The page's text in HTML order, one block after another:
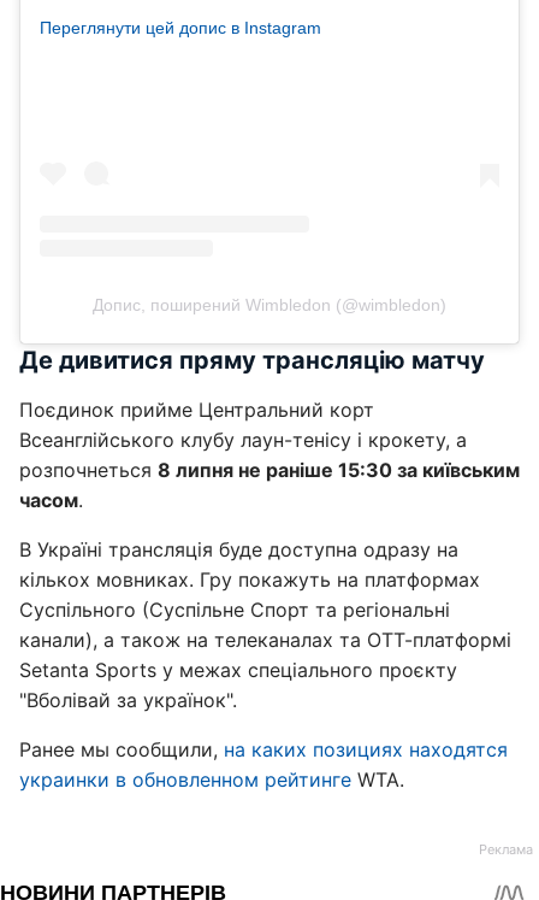
Переглянути цей допис в Instagram
Допис, поширений Wimbledon (@wimbledon)
Де дивитися пряму трансляцію матчу
Поєдинок прийме Центральний корт
Всеанглійського клубу лаун-тенісу і крокету, а
розпочнеться 8 липня не раніше 15:30 за київським
часом.
В Україні трансляція буде доступна одразу на
кількох мовниках. Гру покажуть на платформах
Суспільного (Суспільне Спорт та регіональні
канали), а також на телеканалах та ОТТ-платформі
Setanta Sports у межах спеціального проєкту
"Вболівай за українок".
Ранее мы сообщили, на каких позициях находятся
украинки в обновленном рейтинге WTA.